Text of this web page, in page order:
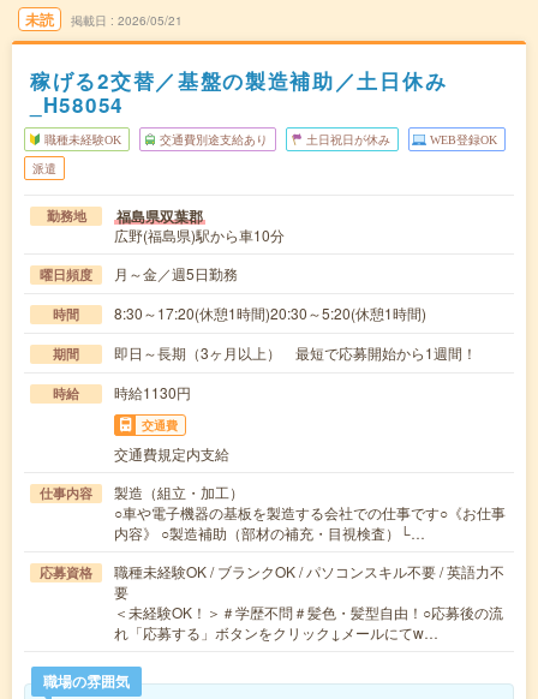
未読 掲載日 2026/05/21
稼げる2交替／基盤の製造補助／土日休み
_H58054
職種未経験OK 交通費別途支給あり 土日祝日が休み WEB登録OK
派遣
勤務地 福島県双葉郡
広野(福島県)駅から車10分
曜日頻度 月～金／週5日勤務
時間 8:30～17:20(休憩1時間)20:30～5:20(休憩1時間)
期間 即日～長期（3ヶ月以上） 最短で応募開始から1週間！
時給 時給1130円
交通費
交通費規定内支給
仕事内容
製造（組立・加工）
○車や電子機器の基板を製造する会社での仕事です○《お仕事
内容》 ○製造補助（部材の補充・目視検査）└…
応募資格
職種未経験OK / ブランクOK / パソコンスキル不要 / 英語力不
要
＜未経験OK！＞＃学歴不問＃髪色・髪型自由！○応募後の流
れ「応募する」ボタンをクリック↓メールにてw…
職場の雰囲気